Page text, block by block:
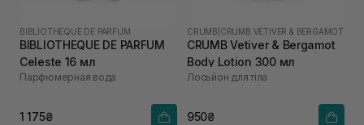
BIBLIOTHEQUE DE PARFUM
BIBLIOTHEQUE DE PARFUM
Celeste 16 мл
Парфюмерная вода
1 175₴
CRUMB CRUMB VETIVER & BERGAMOT
CRUMB Vetiver & Bergamot
Body Lotion 300 мл
Лосьйон для тіла
950₴